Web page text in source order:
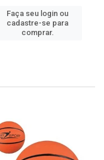
Faça seu login ou
cadastre-se para
comprar.